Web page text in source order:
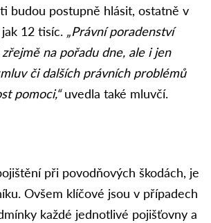
budou postupně hlásit, ostatně v
12 tisíc. „Právní poradenství
na pořadu dne, ale i jen
či dalších právních problémů
pomoci,“uvedla také mluvčí.
při povodňových škodách, je
Ovšem klíčové jsou v případech
každé jednotlivé pojišťovny a